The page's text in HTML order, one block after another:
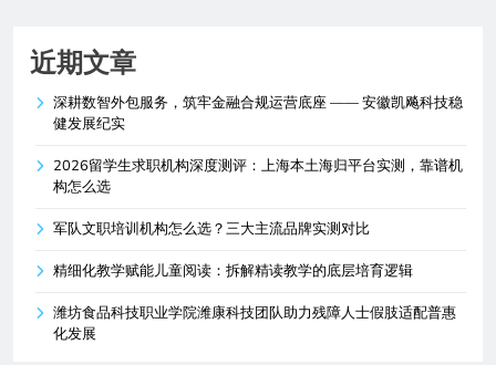
近期文章
深耕数智外包服务，筑牢金融合规运营底座 —— 安徽凯飚科技稳
健发展纪实
2026留学生求职机构深度测评：上海本土海归平台实测，靠谱机
构怎么选
军队文职培训机构怎么选？三大主流品牌实测对比
精细化教学赋能儿童阅读：拆解精读教学的底层培育逻辑
潍坊食品科技职业学院潍康科技团队助力残障人士假肢适配普惠
化发展